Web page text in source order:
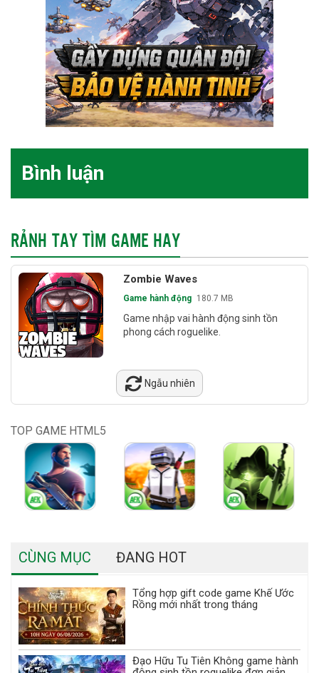
Bình luận
RẢNH TAY TÌM GAME HAY
Zombie Waves
Game hành động 180.7 MB
Game nhập vai hành động sinh tồn
phong cách roguelike.
Ngẫu nhiên
TOP GAME HTML5
CÙNG MỤC ĐANG HOT
Tổng hợp gift code game Khế Ước
Rồng mới nhất trong tháng
Đạo Hữu Tu Tiên Không game hành